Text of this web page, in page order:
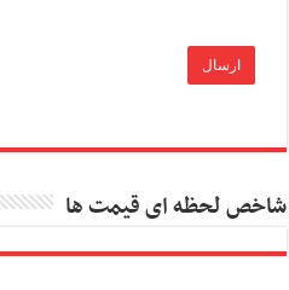
شاخص لحظه ای قیمت ها